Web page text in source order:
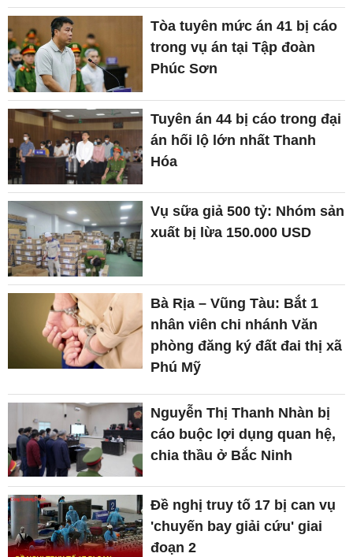
Tòa tuyên mức án 41 bị cáo
trong vụ án tại Tập đoàn
Phúc Sơn
Tuyên án 44 bị cáo trong đại
án hối lộ lớn nhất Thanh
Hóa
Vụ sữa giả 500 tỷ: Nhóm sản
xuất bị lừa 150.000 USD
Bà Rịa – Vũng Tàu: Bắt 1
nhân viên chi nhánh Văn
phòng đăng ký đất đai thị xã
Phú Mỹ
Nguyễn Thị Thanh Nhàn bị
cáo buộc lợi dụng quan hệ,
chia thầu ở Bắc Ninh
Đề nghị truy tố 17 bị can vụ
'chuyến bay giải cứu' giai
đoạn 2